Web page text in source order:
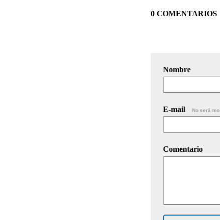
0 COMENTARIOS
Nombre
E-mail No será
Comentario